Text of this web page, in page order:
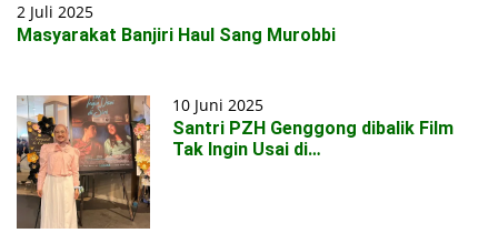
2 Juli 2025
Masyarakat Banjiri Haul Sang Murobbi
10 Juni 2025
Santri PZH Genggong dibalik Film
Tak Ingin Usai di…